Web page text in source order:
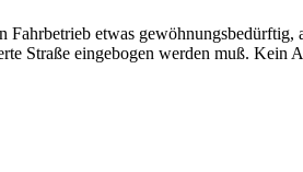
etwas
Straße eingebogen werden muß. Kein